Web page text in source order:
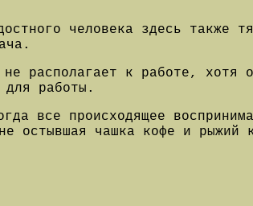
человека здесь также
располагает к работе, хотя
работы.
все происходящее
остывшая чашка кофе и рыжий